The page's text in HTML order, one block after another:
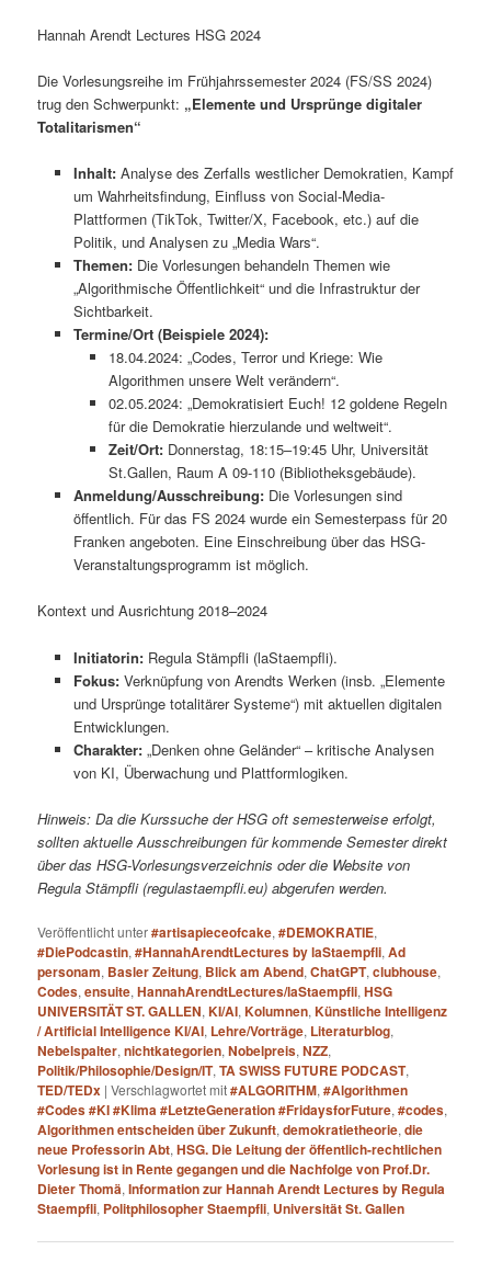
Hannah Arendt Lectures HSG 2024
Die Vorlesungsreihe im Frühjahrssemester 2024 (FS/SS 2024)
trug den Schwerpunkt: „Elemente und Ursprünge digitaler
Totalitarismen“
Inhalt:Analyse des Zerfalls westlicher Demokratien, Kampf
um Wahrheitsfindung, Einfluss von Social-Media-
Plattformen (TikTok, Twitter/X, Facebook, etc.) auf die
Politik, und Analysen zu „Media Wars“.
Themen:Die Vorlesungen behandeln Themen wie
„Algorithmische Öffentlichkeit“ und die Infrastruktur der
Sichtbarkeit.
Termine/Ort (Beispiele 2024):
18.04.2024: „Codes, Terror und Kriege: Wie
Algorithmen unsere Welt verändern“.
02.05.2024: „Demokratisiert Euch! 12 goldene Regeln
für die Demokratie hierzulande und weltweit“.
Zeit/Ort: Donnerstag, 18:15–19:45 Uhr, Universität
St.Gallen, Raum A 09-110 (Bibliotheksgebäude).
Anmeldung/Ausschreibung:Die Vorlesungen sind
öffentlich. Für das FS 2024 wurde ein Semesterpass für 20
Franken angeboten. Eine Einschreibung über das HSG-
Veranstaltungsprogramm ist möglich.
Kontext und Ausrichtung 2018–2024
Initiatorin:Regula Stämpfli (laStaempfli).
Fokus:Verknüpfung von Arendts Werken (insb. „Elemente
und Ursprünge totalitärer Systeme“) mit aktuellen digitalen
Entwicklungen.
Charakter:„Denken ohne Geländer“ – kritische Analysen
von KI, Überwachung und Plattformlogiken.
Hinweis: Da die Kurssuche der HSG oft semesterweise erfolgt,
sollten aktuelle Ausschreibungen für kommende Semester direkt
über das HSG-Vorlesungsverzeichnis oder die Website von
Regula Stämpfli (regulastaempfli.eu) abgerufen werden.
Veröffentlicht unter#artisapieceofcake,#DEMOKRATIE,
#DiePodcastin,#HannahArendtLectures by laStaempfli,Ad
personam, Basler Zeitung, Blick am Abend,ChatGPT,clubhouse,
Codes,ensuite,HannahArendtLectures/laStaempfli,HSG
UNIVERSITÄT ST. GALLEN,KI/AI,Kolumnen,Künstliche Intelligenz
/ Artificial Intelligence KI/AI, Lehre/Vorträge, Literaturblog,
Nebelspalter,nichtkategorien,Nobelpreis,NZZ,
Politik/Philosophie/Design/IT,TA SWISS FUTURE PODCAST,
TED/TEDx |Verschlagwortet mit#ALGORITHM,#Algorithmen
#Codes #KI #Klima #LetzteGeneration #FridaysforFuture,#codes,
Algorithmen entscheiden über Zukunft,demokratietheorie,die
neue Professorin Abt,HSG. Die Leitung der öffentlich-rechtlichen
Vorlesung ist in Rente gegangen und die Nachfolge von Prof.Dr.
Dieter Thomä,Information zur Hannah Arendt Lectures by Regula
Staempfli, Politphilosopher Staempfli, Universität St. Gallen